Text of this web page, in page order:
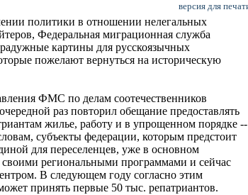
версия для
политики в отношении нелегальных
Федеральная миграционная служба
картины для русскоязычных
пожелают вернуться на историческую
ФМС по делам соотечественников
раз повторил обещание предоставлять
жилье, работу и в упрощенном порядке --
субъекты федерации, которым предстоит
для переселенцев, уже в основном
своими региональными программами и сейчас
В следующем году согласно этим
принять первые 50 тыс. репатриантов.